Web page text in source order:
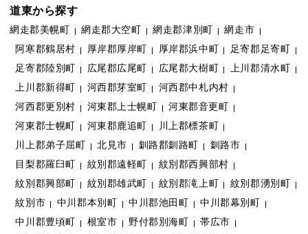
道東から探す
網走郡美幌町 網走郡大空町 網走郡津別町
網走市
阿寒郡鶴居村
厚岸郡厚岸町 厚岸郡浜中町
足寄郡足寄町
足寄郡陸別町
広尾郡広尾町 広尾郡大樹町
上川郡清水町
上川郡新得町
河西郡芽室町
河西郡中札内村
河西郡更別村
河東郡上士幌町
河東郡音更町
河東郡士幌町
河東郡鹿追町
川上郡標茶町
川上郡弟子屈町
北見市 釧路郡釧路町
釧路市
目梨郡羅臼町
紋別郡遠軽町
紋別郡西興部村
紋別郡興部町
紋別郡雄武町 紋別郡滝上町
紋別郡湧別町
紋別市
中川郡本別町 中川郡池田町
中川郡幕別町
中川郡豊頃町
根室市 野付郡別海町
帯広市